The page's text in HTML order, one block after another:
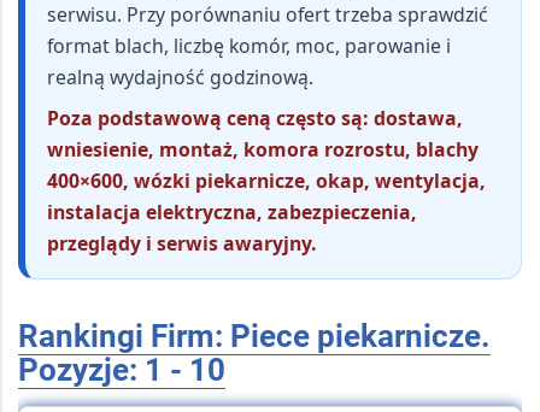
serwisu. Przy porównaniu ofert trzeba sprawdzić
format blach, liczbę komór, moc, parowanie i
realną wydajność godzinową.
Poza podstawową ceną często są: dostawa,
wniesienie, montaż, komora rozrostu, blachy
400×600, wózki piekarnicze, okap, wentylacja,
instalacja elektryczna, zabezpieczenia,
przeglądy i serwis awaryjny.
Rankingi Firm: Piece piekarnicze.
Pozyzje: 1 - 10